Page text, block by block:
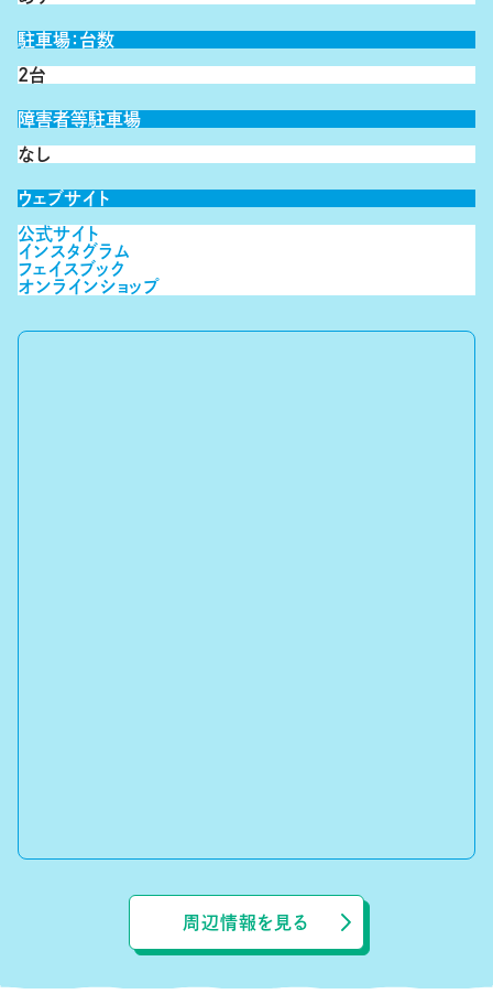
駐車場：台数
2台
障害者等駐車場
なし
ウェブサイト
公式サイト
インスタグラム
フェイスブック
オンラインショップ
周辺情報を見る